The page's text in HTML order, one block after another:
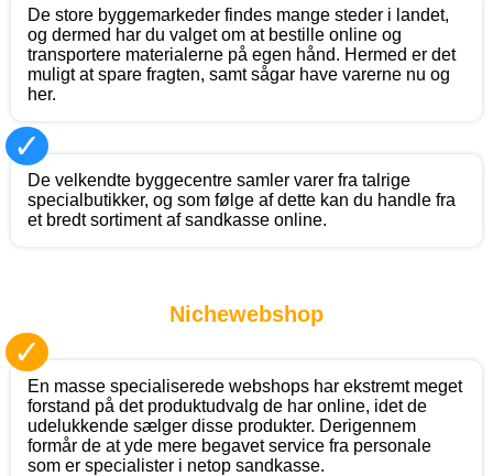
De store byggemarkeder findes mange steder i landet,
og dermed har du valget om at bestille online og
transportere materialerne på egen hånd. Hermed er det
muligt at spare fragten, samt sågar have varerne nu og
her.
✓
De velkendte byggecentre samler varer fra talrige
specialbutikker, og som følge af dette kan du handle fra
et bredt sortiment af sandkasse online.
Nichewebshop
✓
En masse specialiserede webshops har ekstremt meget
forstand på det produktudvalg de har online, idet de
udelukkende sælger disse produkter. Derigennem
formår de at yde mere begavet service fra personale
som er specialister i netop sandkasse.